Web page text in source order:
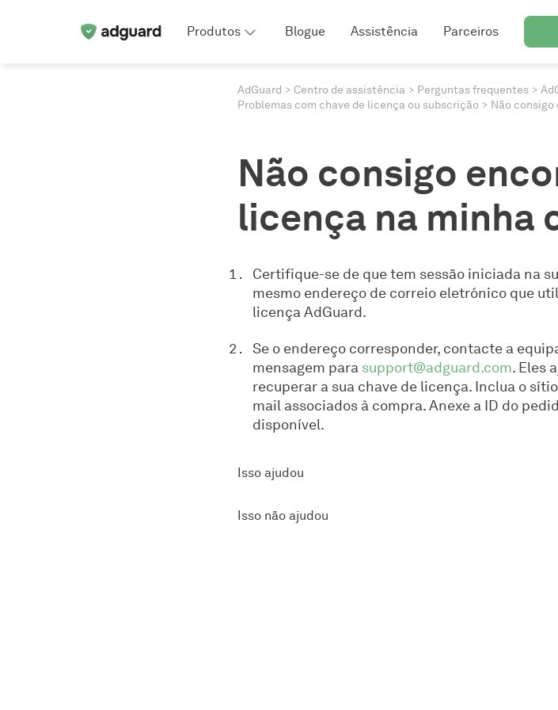
Produtos Blogue Assistência Parceiros
AdGuard Centro de assistência Perguntas frequentes
Problemas com chave de licença ou subscrição
Não
Não consigo
licença na minha
Certifique-se de que tem sessão iniciada na
mesmo endereço de correio eletrónico que
licença AdGuard.
Se o endereço corresponder, contacte a
mensagem para support@adguard.com. Eles
recuperar a sua chave de licença. Inclua o
mail associados à compra. Anexe a ID do
disponível.
Isso ajudou
Isso não ajudou